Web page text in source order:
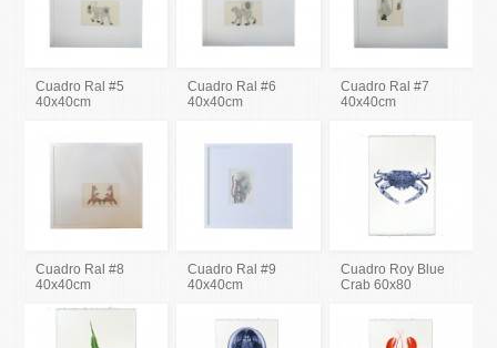
Cuadro Ral #5
40x40cm
Cuadro Ral #6
40x40cm
Cuadro Ral #7
40x40cm
Cuadro Ral #8
40x40cm
Cuadro Ral #9
40x40cm
Cuadro Roy Blue
Crab 60x80